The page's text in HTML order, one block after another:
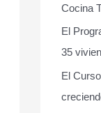
Cocina
El
35
El